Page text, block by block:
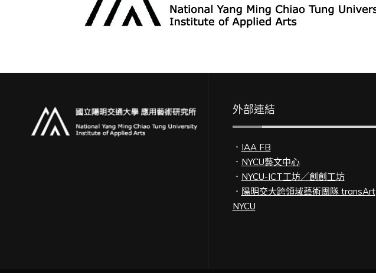
外部連結
． IAA FB
． NYCU藝文中心
． NYCU-ICT工坊／創創工坊
． 陽明交大跨領域藝術團隊 transArt
NYCU